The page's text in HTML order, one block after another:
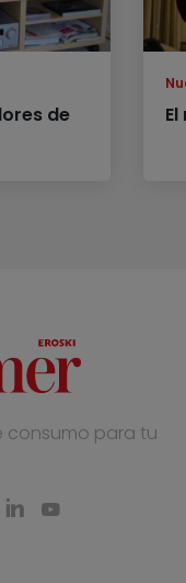
de
consumo para tu